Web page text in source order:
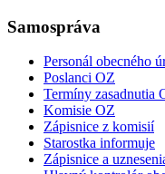
Samospráva
Personál obecného
Poslanci OZ
Termíny zasadnutia
Komisie OZ
Zápisnice z komisií
Starostka informuje
Zápisnice a